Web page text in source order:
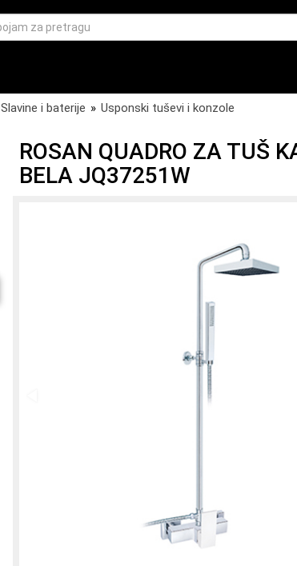
Slavine i baterije » Usponski tuševi i konzole
ROSAN QUADRO ZA TUŠ
BELA JQ37251W